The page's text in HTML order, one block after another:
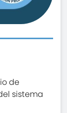
de
sistema